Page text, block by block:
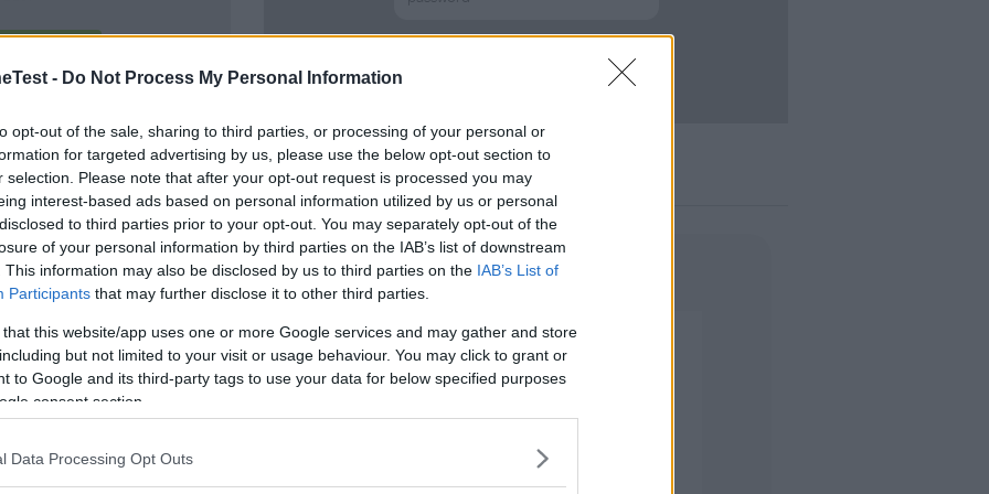
- Do Not Process My Personal Information
opt-out of the sale, sharing to third parties, or processing of your personal or
for targeted advertising by us, please use the below opt-out section to
selection. Please note that after your opt-out request is processed you may
interest-based ads based on personal information utilized by us or personal
to third parties prior to your opt-out. You may separately opt-out of the
of your personal information by third parties on the IAB’s list of downstream
This information may also be disclosed by us to third parties on the IAB’s List of
Participants that may further disclose it to other third parties.
that this website/app uses one or more Google services and may gather and store
but not limited to your visit or usage behaviour. You may click to grant or
to Google and its third-party tags to use your data for below specified purposes
consent section.
Data Processing Opt Outs
Password dimenticata?
360 Pro (40-
Maxi-Cosi è un modello evolutivo progettato per
della crescita, utilizzabile dalla nascita fino a 12